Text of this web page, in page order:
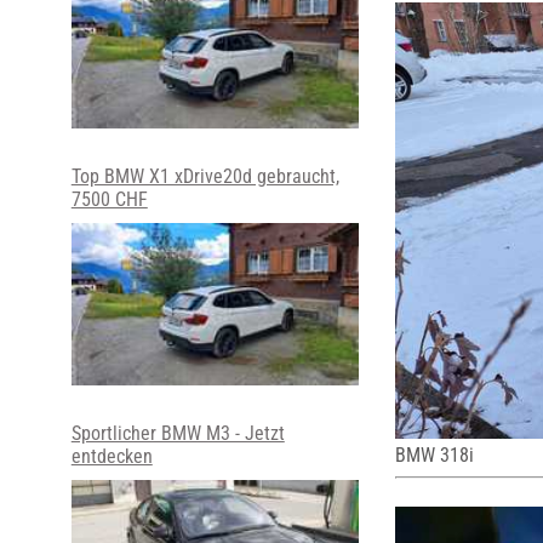
BMW 318i
Top BMW X1 xDrive20d gebraucht,
7500 CHF
Sportlicher BMW M3 - Jetzt
entdecken